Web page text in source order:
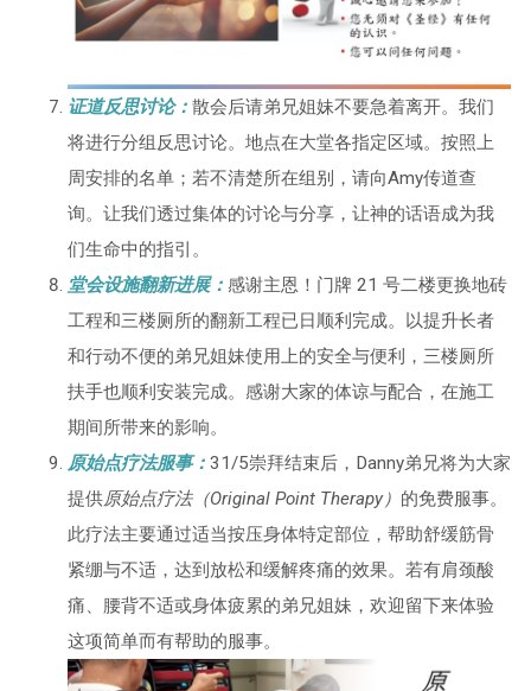
证道反思讨论： 散会后请弟兄姐妹不要急着离开。我们
将进行分组反思讨论。地点在大堂各指定区域。按照上
周安排的名单；若不清楚所在组别，请向Amy传道查
询。让我们透过集体的讨论与分享，让神的话语成为我
们生命中的指引。
堂会设施翻新进展： 感谢主恩！门牌 21 号二楼更换地砖
工程和三楼厕所的翻新工程已日顺利完成。以提升长者
和行动不便的弟兄姐妹使用上的安全与便利，三楼厕所
扶手也顺利安装完成。感谢大家的体谅与配合，在施工
期间所带来的影响。
原始点疗法服事： 31/5崇拜结束后，Danny弟兄将为大家
提供原始点疗法（Original Point Therapy） 的免费服事。
此疗法主要通过适当按压身体特定部位，帮助舒缓筋骨
紧绷与不适，达到放松和缓解疼痛的效果。若有肩颈酸
痛、腰背不适或身体疲累的弟兄姐妹，欢迎留下来体验
这项简单而有帮助的服事。